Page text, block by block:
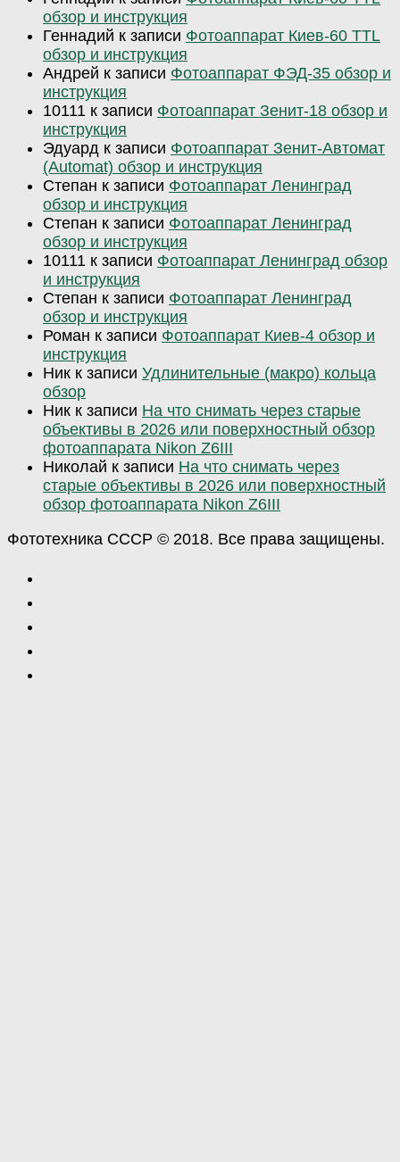
обзор и инструкция
Геннадий к записи Фотоаппарат Киев-60 TTL
обзор и инструкция
Андрей к записи Фотоаппарат ФЭД-35 обзор и
инструкция
10111 к записи Фотоаппарат Зенит-18 обзор и
инструкция
Эдуард к записи Фотоаппарат Зенит-Автомат
(Automat) обзор и инструкция
Степан к записи Фотоаппарат Ленинград
обзор и инструкция
Степан к записи Фотоаппарат Ленинград
обзор и инструкция
10111 к записи Фотоаппарат Ленинград обзор
и инструкция
Степан к записи Фотоаппарат Ленинград
обзор и инструкция
Роман к записи Фотоаппарат Киев-4 обзор и
инструкция
Ник к записи Удлинительные (макро) кольца
обзор
Ник к записи На что снимать через старые
объективы в 2026 или поверхностный обзор
фотоаппарата Nikon Z6III
Николай к записи На что снимать через
старые объективы в 2026 или поверхностный
обзор фотоаппарата Nikon Z6III
Фототехника СССР © 2018. Все права защищены.